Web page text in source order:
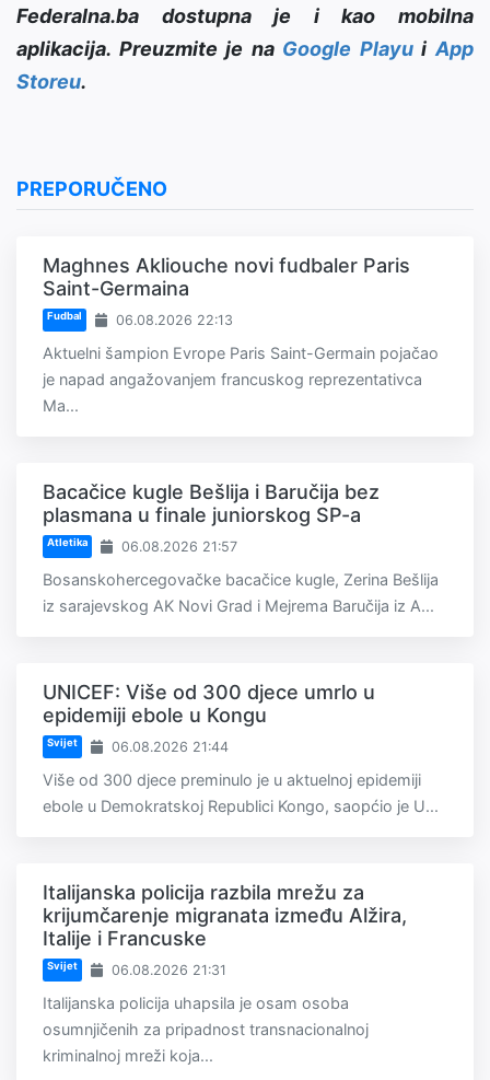
Federalna.ba dostupna je i kao mobilna
aplikacija. Preuzmite je na Google PlayuiApp
Storeu.
PREPORUČENO
Maghnes Akliouche novi fudbaler Paris
Saint-Germaina
Fudbal 06.08.2026 22:13
Aktuelni šampion Evrope Paris Saint-Germain pojačao
je napad angažovanjem francuskog reprezentativca
Ma...
Bacačice kugle Bešlija i Baručija bez
plasmana u finale juniorskog SP-a
Atletika 06.08.2026 21:57
Bosanskohercegovačke bacačice kugle, Zerina Bešlija
iz sarajevskog AK Novi Grad i Mejrema Baručija iz A...
UNICEF: Više od 300 djece umrlo u
epidemiji ebole u Kongu
Svijet 06.08.2026 21:44
Više od 300 djece preminulo je u aktuelnoj epidemiji
ebole u Demokratskoj Republici Kongo, saopćio je U...
Italijanska policija razbila mrežu za
krijumčarenje migranata između Alžira,
Italije i Francuske
Svijet 06.08.2026 21:31
Italijanska policija uhapsila je osam osoba
osumnjičenih za pripadnost transnacionalnoj
kriminalnoj mreži koja...